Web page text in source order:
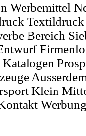
Werbemittel
Textildruck
Bereich
Klein